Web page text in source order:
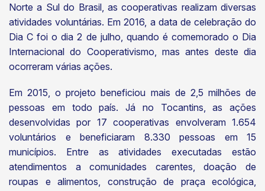
Norte a Sul do Brasil, as cooperativas realizam diversas
atividades voluntárias. Em 2016, a data de celebração do
Dia C foi o dia 2 de julho, quando é comemorado o Dia
Internacional do Cooperativismo, mas antes deste dia
ocorreram várias ações.
Em 2015, o projeto beneficiou mais de 2,5 milhões de
pessoas em todo país. Já no Tocantins, as ações
desenvolvidas por 17 cooperativas envolveram 1.654
voluntários e beneficiaram 8.330 pessoas em 15
municípios. Entre as atividades executadas estão
atendimentos a comunidades carentes, doação de
roupas e alimentos, construção de praça ecológica,